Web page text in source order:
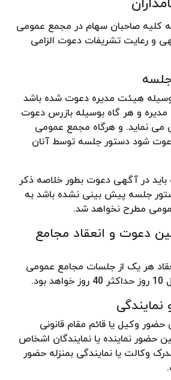
که کلیه صاحبان سهام در مجمع عمومی
و رعایت تشریفات دعوت الزامی
هیئت مدیره دعوت شده باشد
و هر گاه بوسیله بازرس دعوت
می نماید. و هرگاه مجمع عمومی
شود دستور جلسه توسط آنان
باید در آگهی دعوت بطور خلاصه ذکر
جلسه پیش بینی نشده باشد به
مطرح نخواهد شد.
بین دعوت و انعقاد مجامع
هر یک از جلسات مجامع عمومی
وکیل یا قائم مقام قانونی
حضور نماینده یا نمایندگان اشخاص
وکالت یا نمایندگی بمنزله حضور